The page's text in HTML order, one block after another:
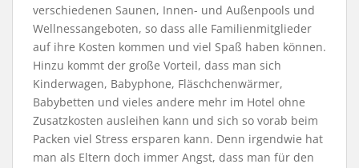
verschiedenen Saunen, Innen- und Außenpools und
Wellnessangeboten, so dass alle Familienmitglieder
auf ihre Kosten kommen und viel Spaß haben können.
Hinzu kommt der große Vorteil, dass man sich
Kinderwagen, Babyphone, Fläschchenwärmer,
Babybetten und vieles andere mehr im Hotel ohne
Zusatzkosten ausleihen kann und sich so vorab beim
Packen viel Stress ersparen kann. Denn irgendwie hat
man als Eltern doch immer Angst, dass man für den